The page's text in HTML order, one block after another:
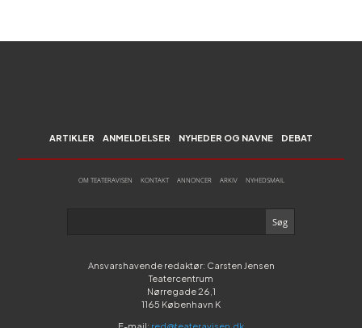
ARTIKLER ANMELDELSER NYHEDER OG NAVNE DEBAT
OM TEATERAVISEN KONTAKT ANNONCER ARKIV NYHEDSMAIL
Ansvarshavende redaktør: Carsten Jensen
Teatercentrum
Nørregade 26,1
1165 København K
E-mail: red@teateravisen.dk